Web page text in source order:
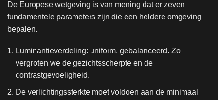
De Europese wetgeving is van mening dat er zeven
fundamentele parameters zijn die een heldere omgeving
bepalen.
Luminantieverdeling: uniform, gebalanceerd. Zo
vergroten we de gezichtsscherpte en de
contrastgevoeligheid.
De verlichtingssterkte moet voldoen aan de minimaal